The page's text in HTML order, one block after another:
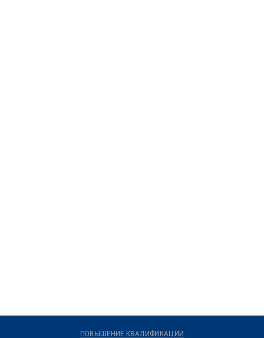
ПОВЫШЕНИЕ КВАЛИФИКАЦИИ